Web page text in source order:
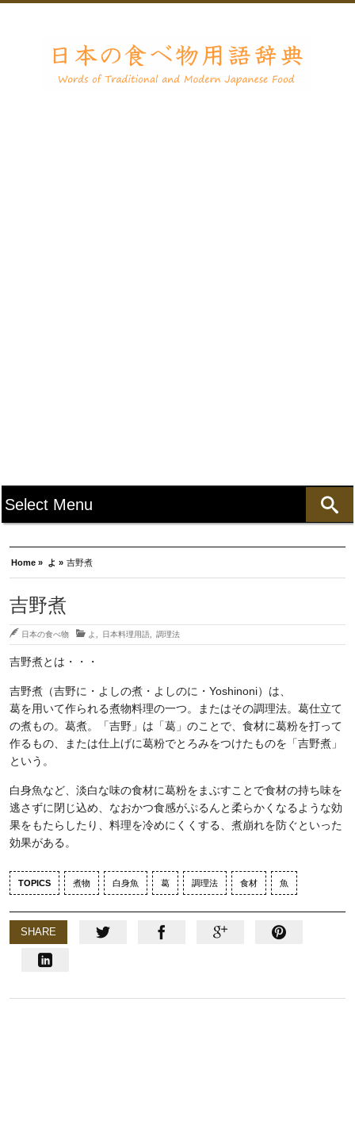
Home » よ » 吉野煮
吉野煮
日本の食べ物 よ 日本料理用語 調理法
吉野煮とは・・・
吉野煮（吉野に・よしの煮・よしのに・Yoshinoni）は、
葛を用いて作られる煮物料理の一つ。またはその調理法。葛仕立て
の煮もの。葛煮。「吉野」は「葛」のことで、食材に葛粉を打って
作るもの、または仕上げに葛粉でとろみをつけたものを「吉野煮」
という。
白身魚など、淡白な味の食材に葛粉をまぶすことで食材の持ち味を
逃さずに閉じ込め、なおかつ食感がぷるんと柔らかくなるような効
果をもたらしたり、料理を冷めにくくする、煮崩れを防ぐといった
効果がある。
TOPICS 煮物 白身魚 葛 調理法 食材 魚
SHARE